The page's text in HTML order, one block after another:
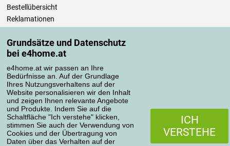
Grundsätze und Datenschutz
bei e4home.at
e4home.at wir passen an Ihre
Bedürfnisse an. Auf der Grundlage
Ihres Nutzungsverhaltens auf der
Website personalisieren wir den Inhalt
und zeigen Ihnen relevante Angebote
und Produkte. Indem Sie auf die
Schaltfläche "Ich verstehe" klicken,
stimmen Sie auch der Verwendung von
Cookies und der Übertragung von
Daten über das Verhalten auf der
ICH
VERSTEHE
Bestellübersicht
Reklamationen
Einfach mehr wissen
Richtlinien zur Verarbeitung von Bewertungen
Transportarten
Zahlungsmethoden